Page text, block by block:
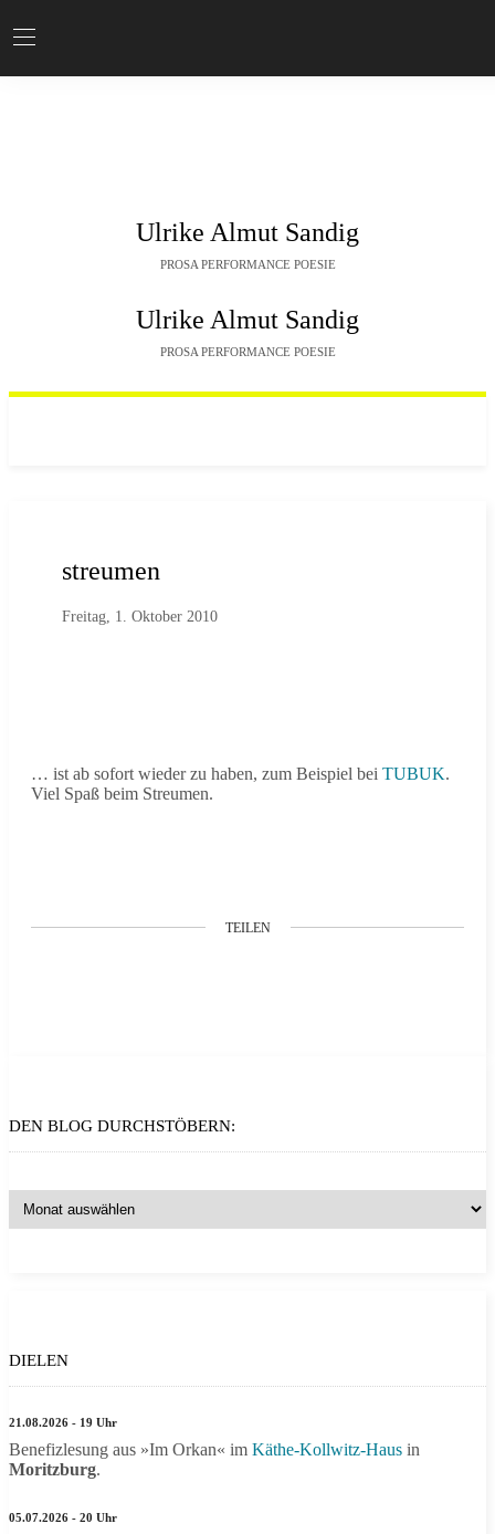
Ulrike Almut Sandig
PROSA PERFORMANCE POESIE
Ulrike Almut Sandig
PROSA PERFORMANCE POESIE
streumen
Freitag, 1. Oktober 2010
… ist ab sofort wieder zu haben, zum Beispiel bei TUBUK.
Viel Spaß beim Streumen.
TEILEN
DEN BLOG DURCHSTÖBERN:
DIELEN
21.08.2026 - 19 Uhr
Benefizlesung aus »Im Orkan« im Käthe-Kollwitz-Haus in
Moritzburg.
05.07.2026 - 20 Uhr